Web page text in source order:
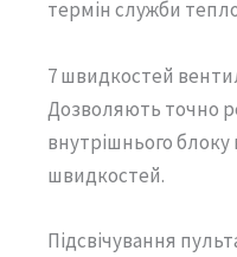
термін служби
7 швидкостей
Дозволяють точно
внутрішнього
швидкостей.
Підсвічування